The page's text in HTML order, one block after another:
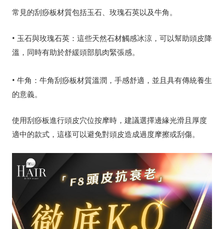
常見的刮痧板材質包括玉石、玫瑰石英以及牛角。
• 玉石與玫瑰石英：這些天然石材觸感冰涼，可以幫助頭皮降
溫，同時有助於舒緩頭部肌肉緊張感。
• 牛角：牛角刮痧板材質溫潤，手感舒適，並且具有傳統養生
的意義。
使用刮痧板進行頭皮穴位按摩時，建議選擇邊緣光滑且厚度
適中的款式，這樣可以避免對頭皮造成過度摩擦或刮傷。